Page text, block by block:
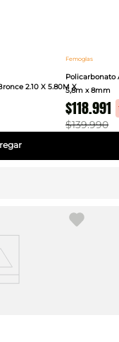
2.10 X 5.80M X
Femoglas
Policarbonato
5,8m x 8mm
$118.991
$139.990